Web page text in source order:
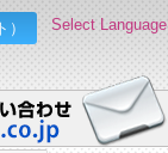
Select Language